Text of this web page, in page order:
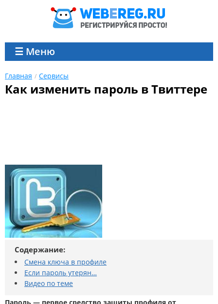
☰ Меню
Главная Сервисы
Как изменить пароль в Твиттере
Содержание:
Смена ключа в профиле
Если пароль утерян…
Видео по теме